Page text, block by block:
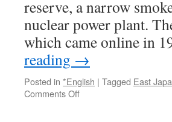
reserve, a narrow
nuclear power plant.
which came online in
reading →
Posted in *English | Tagged East
Comments Offon